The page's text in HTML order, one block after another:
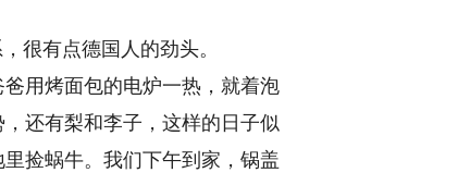
很有点德国人的劲头。
用烤面包的电炉一热，就着泡
还有梨和李子，这样的日子似
捡蜗牛。我们下午到家，锅盖